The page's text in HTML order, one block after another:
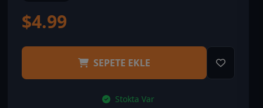
$4.99
SEPETE EKLE
Stokta Var